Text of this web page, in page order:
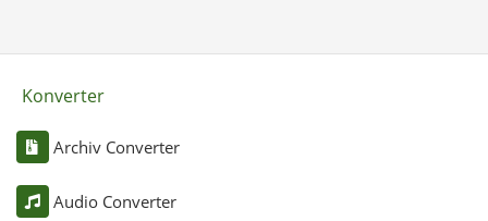
Konverter
Archiv Converter
Audio Converter